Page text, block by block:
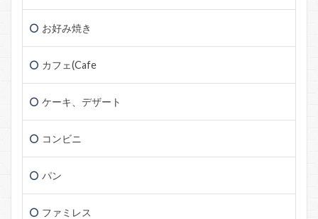
お好み焼き
カフェ(Cafe
ケーキ、デザート
コンビニ
パン
ファミレス